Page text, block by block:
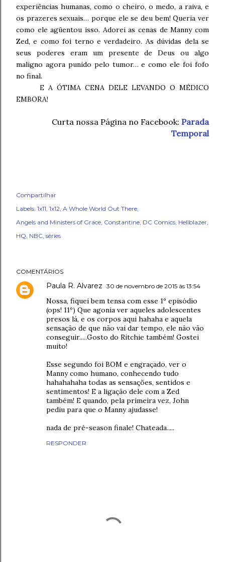
experiências humanas, como o cheiro, o medo, a raiva, e
os prazeres sexuais… porque ele se deu bem! Queria ver
como ele agüentou isso. Adorei as cenas de Manny com
Zed, e como foi terno e verdadeiro. As dúvidas dela se
seus poderes eram um presente de Deus ou algo
maligno agora punido pelo tumor… e como ele foi fofo
no final.
E A ÓTIMA CENA DELE LEVANDO O MÉDICO
EMBORA!
Curta nossa Página no Facebook: Parada
Temporal
Compartilhar
Labels: 1x11 1x12 A Whole World Out There
Angels and Ministers of Grace Constantine DC Comics Hellblazer
HQ NBC séries
COMENTÁRIOS
Paula R. Alvarez 30 de novembro de 2015 às 13:54
Nossa, fiquei bem tensa com esse 1º episódio
(ops! 11º) Que agonia ver aqueles adolescentes
presos lá, e os corpos aqui hahaha e aquela
sensação de que não vai dar tempo, ele não vão
conseguir.....Gosto do Ritchie também! Gostei
muito!
Esse segundo foi BOM e engraçado, ver o
Manny como humano, conhecendo tudo
hahahahaha todas as sensações, sentidos e
sentimentos! E a ligação dele com a Zed
também! E quando, pela primeira vez, John
pediu para que o Manny ajudasse!
nada de pré-season finale! Chateada.....
RESPONDER